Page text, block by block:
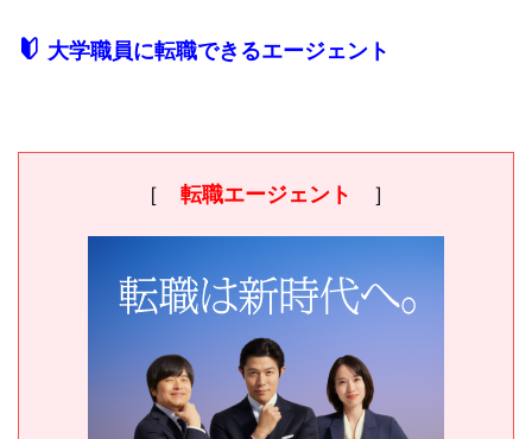
大学職員に転職できるエージェント
［ 転職エージェント ］